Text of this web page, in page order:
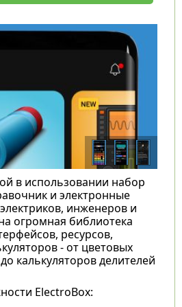
в использовании набор
и электронные
инженеров и
огромная библиотека
ресурсов,
- от цветовых
калькуляторов делителей
ElectroBox: